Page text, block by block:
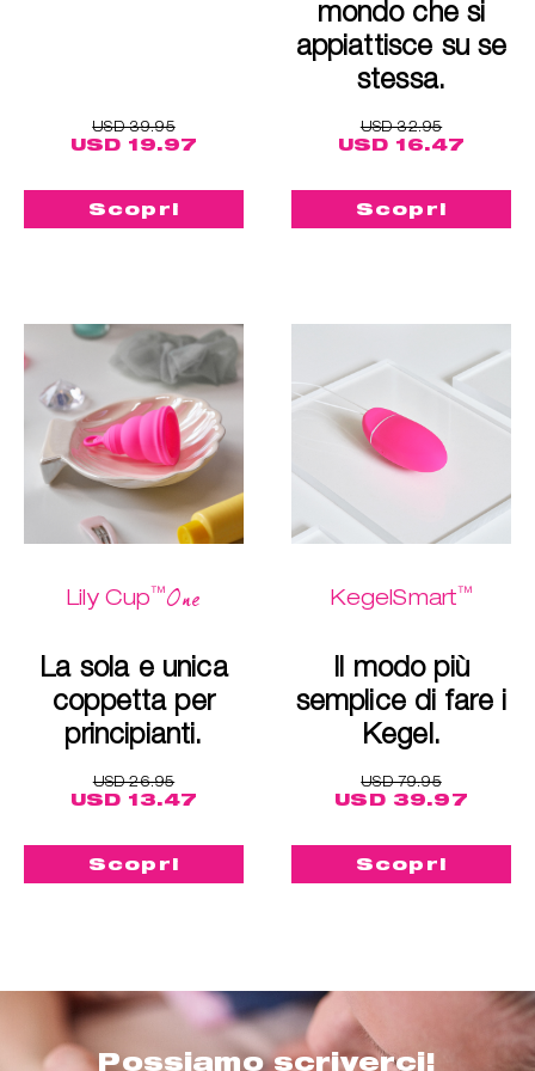
USD 39.95
USD 19.97
Scopri
mondo che si
appiattisce su se
stessa.
USD 32.95
USD 16.47
Scopri
Lily Cup™One
La sola e unica
coppetta per
principianti.
USD 26.95
USD 13.47
Scopri
KegelSmart™
Il modo più
semplice di fare i
Kegel.
USD 79.95
USD 39.97
Scopri
Possiamo scriverci!